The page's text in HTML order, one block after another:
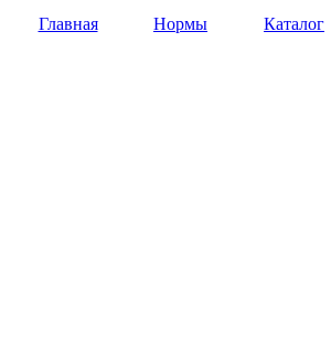
Главная Нормы Каталог